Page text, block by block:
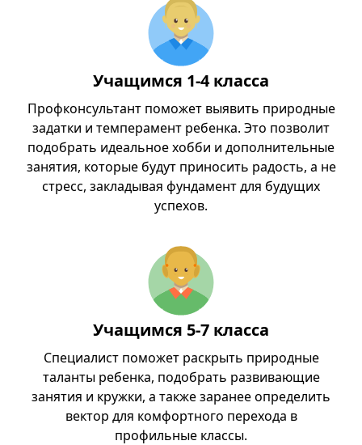
Учащимся 1-4 класса
Профконсультант поможет выявить природные
задатки и темперамент ребенка. Это позволит
подобрать идеальное хобби и дополнительные
занятия, которые будут приносить радость, а не
стресс, закладывая фундамент для будущих
успехов.
Учащимся 5-7 класса
Специалист поможет раскрыть природные
таланты ребенка, подобрать развивающие
занятия и кружки, а также заранее определить
вектор для комфортного перехода в
профильные классы.